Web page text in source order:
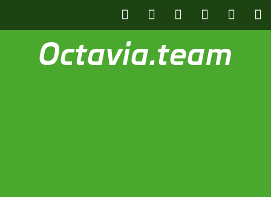
Octavia.team